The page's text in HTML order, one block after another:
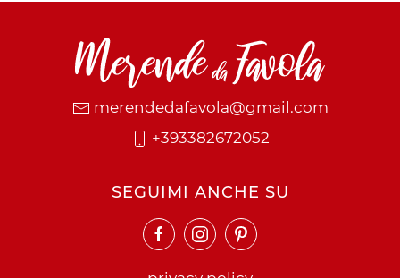
merendedafavola@gmail.com
+393382672052
SEGUIMI ANCHE SU